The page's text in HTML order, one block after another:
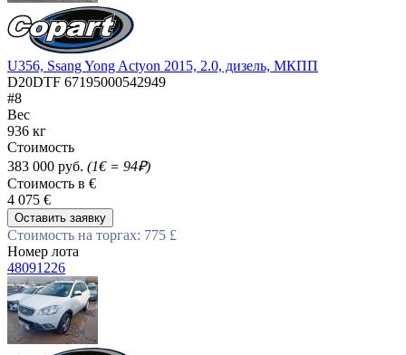
U356, Ssang Yong Actyon 2015, 2.0, дизель, МКПП
D20DTF 67195000542949
#8
Вес
936 кг
Стоимость
383 000 руб. (1€ = 94₽)
Стоимость в €
4 075 €
Оставить заявку
Стоимость на торгах: 775 £
Номер лота
48091226